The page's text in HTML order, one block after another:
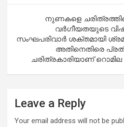
നുണകളെ
വർഗീയതയുടെ
സംഘപരിവാർ ശക്തമായി
അതിനെതിരെ
ചരിത്രകാരിയാണ് റൊമില
Leave a Reply
Your email address will not be